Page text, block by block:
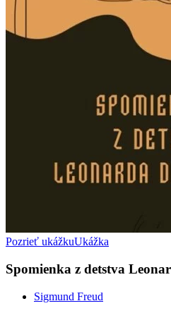
Pozrieť ukážkuUkážka
Spomienka z detstva
Sigmund Freud